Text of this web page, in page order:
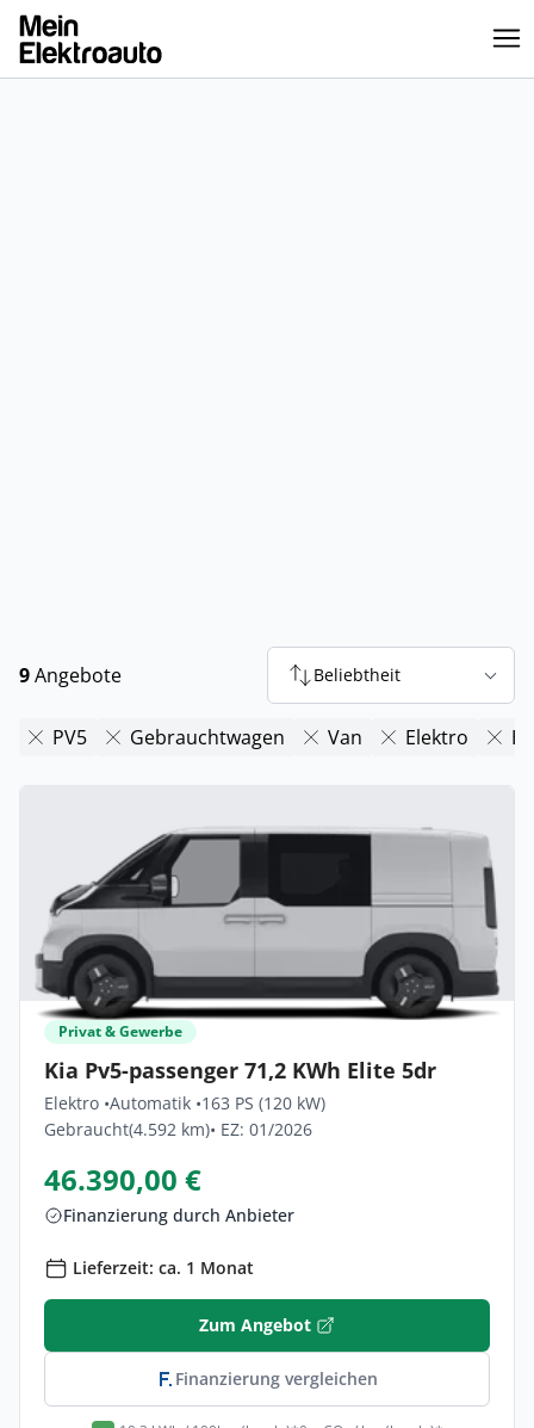
9Angebote Beliebtheit
PV5 Gebrauchtwagen Van Elektro
Privat & Gewerbe
Kia Pv5-passenger 71,2 KWh Elite 5dr
Elektro •Automatik •163 PS (120 kW)
Gebraucht(4.592 km)• EZ: 01/2026
46.390,00 €
Finanzierung durch Anbieter
Lieferzeit: ca. 1 Monat
Zum Angebot
Finanzierung vergleichen